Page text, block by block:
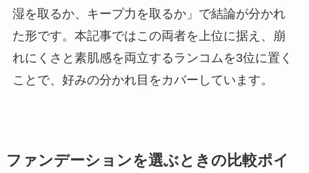
湿を取るか、キープ力を取るか」で結論が分かれ
た形です。本記事ではこの両者を上位に据え、崩
れにくさと素肌感を両立するランコムを3位に置く
ことで、好みの分かれ目をカバーしています。
ファンデーションを選ぶときの比較ポイ